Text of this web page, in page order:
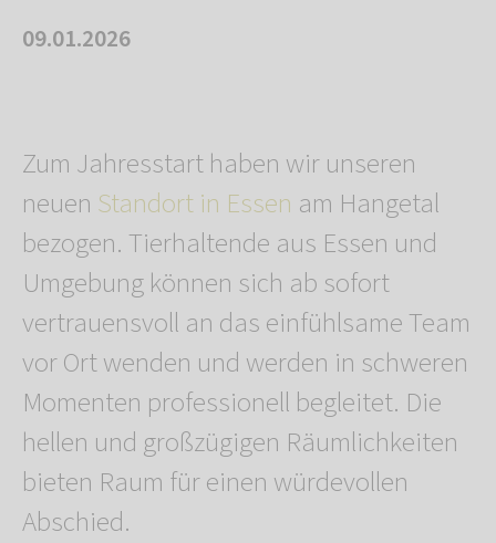
09.01.2026
Zum Jahresstart haben wir unseren
neuen Standort in Essen am Hangetal
bezogen. Tierhaltende aus Essen und
Umgebung können sich ab sofort
vertrauensvoll an das einfühlsame Team
vor Ort wenden und werden in schweren
Momenten professionell begleitet. Die
hellen und großzügigen Räumlichkeiten
bieten Raum für einen würdevollen
Abschied.